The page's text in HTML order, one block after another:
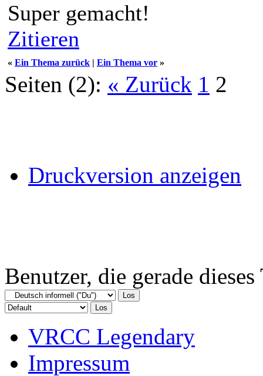
Super gemacht!
Zitieren
« Ein Thema zurück | Ein Thema vor »
Seiten (2): « Zurück 1 2
Druckversion anzeigen
Benutzer, die gerade
VRCC Legendary
Impressum